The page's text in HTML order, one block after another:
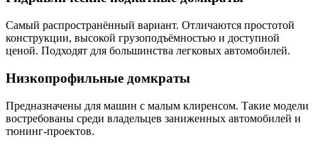
Самый распространённый вариант. Отличаются простотой
конструкции, высокой грузоподъёмностью и доступной
ценой. Подходят для большинства легковых автомобилей.
Низкопрофильные домкраты
Предназначены для машин с малым клиренсом. Такие модели
востребованы среди владельцев заниженных автомобилей и
тюнинг-проектов.